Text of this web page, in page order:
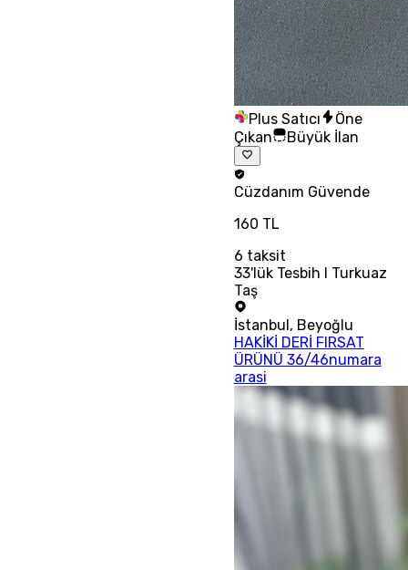
Plus Satıcı
Öne
Çıkan
Büyük İlan
Cüzdanım Güvende
160 TL
6 taksit
33'lük Tesbih I Turkuaz
Taş
İstanbul , Beyoğlu
HAKİKİ DERİ FIRSAT
ÜRÜNÜ 36/46numara
arasi